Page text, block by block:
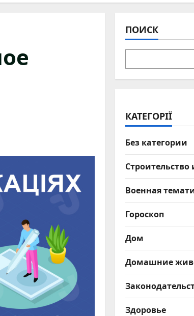
ПОИСК
КАТЕГОРІЇ
Без категории
Военная
Гороскоп
Дом
Домашние
Здоровье